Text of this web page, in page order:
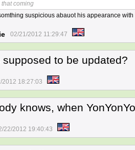
coming
suspicious abauot his appearance
02/21/2012 11:29:47
to be updated?
2012 18:27:03
knows, when
22/2012 19:40:43